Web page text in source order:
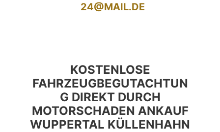
24@MAIL.DE
KOSTENLOSE
FAHRZEUGBEGUTACHTUN
G DIREKT DURCH
MOTORSCHADEN ANKAUF
WUPPERTAL KÜLLENHAHN